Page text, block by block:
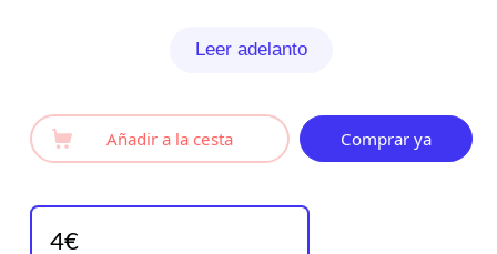
Leer adelanto
Añadir a la cesta Comprar ya
4€